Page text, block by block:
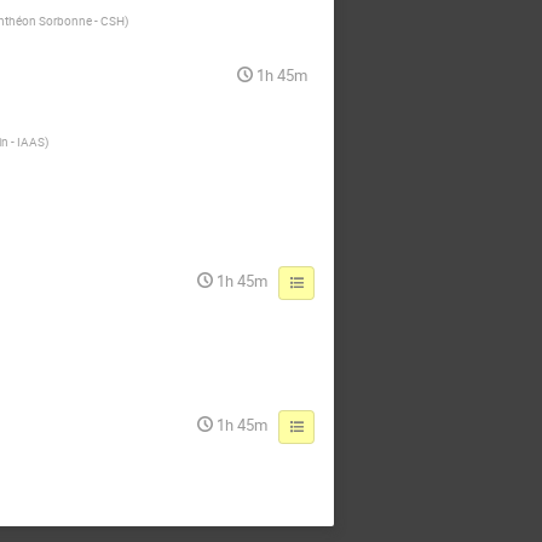
Sorbonne - CSH)
1h 45m
- IAAS)
1h 45m
1h 45m